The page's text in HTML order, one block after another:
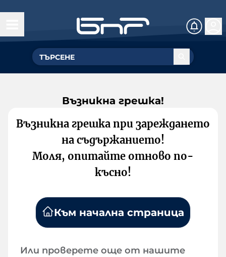
Възникна грешка!
Възникна грешка при зареждането
на съдържанието!
Моля, опитайте отново по-
късно!
Към начална страница
Или проверете още от нашите